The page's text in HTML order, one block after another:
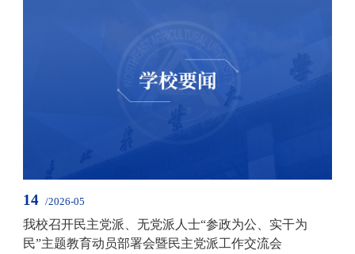
14 /2026-05
我校召开民主党派、无党派人士“参政为公、实干为
民”主题教育动员部署会暨民主党派工作交流会